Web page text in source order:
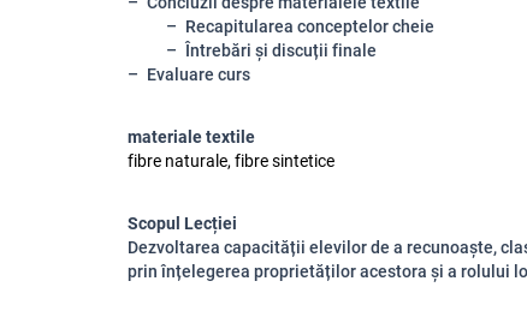
Recapitularea conceptelor cheie
Întrebări și discuții finale
Evaluare curs
materiale textile
fibre naturale, fibre sintetice
Scopul Lecției
Dezvoltarea capacității elevilor de a recunoaște,
prin înțelegerea proprietăților acestora și a rolului